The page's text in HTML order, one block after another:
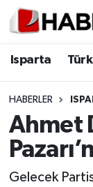
Isparta
HABERLER
Ahmet
Gelecek
Isparta
Esnaf
ASAYİŞ
Isparta
Isparta
Süper Lig